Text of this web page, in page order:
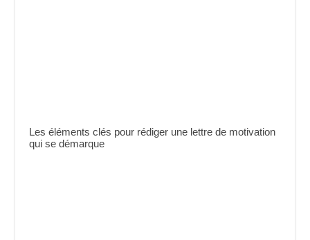
Les éléments clés pour rédiger une lettre de motivation
qui se démarque